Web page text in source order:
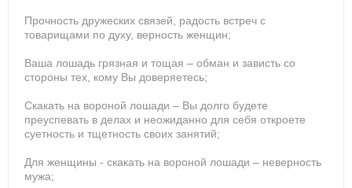
Прочность дружеских связей, радость встреч с
товарищами по духу, верность женщин;
Ваша лошадь грязная и тощая – обман и зависть со
стороны тех, кому Вы доверяетесь;
Скакать на вороной лошади – Вы долго будете
преуспевать в делах и неожиданно для себя откроете
суетность и тщетность своих занятий;
Для женщины - скакать на вороной лошади – неверность
мужа;